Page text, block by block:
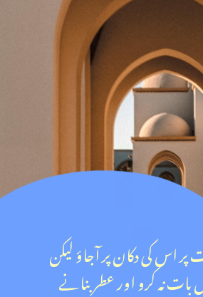
اس کی دکان پر آجاؤ لیکن
بات نہ کرو اور عطر بنانے